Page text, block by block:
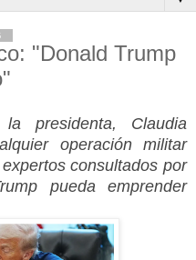
"Donald Trump
presidenta, Claudia
operación militar
consultados por
pueda emprender